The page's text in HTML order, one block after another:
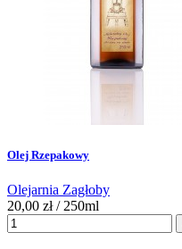
Olej Rzepakowy
Olejarnia Zagłoby
20,00 zł / 250ml